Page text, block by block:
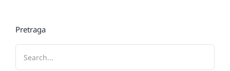
Pretraga